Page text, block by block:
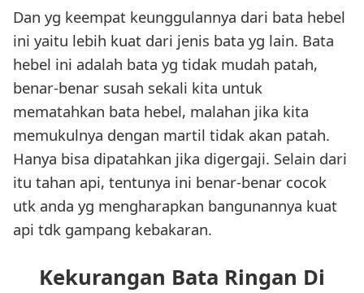
Dan yg keempat keunggulannya dari bata hebel
ini yaitu lebih kuat dari jenis bata yg lain. Bata
hebel ini adalah bata yg tidak mudah patah,
benar-benar susah sekali kita untuk
mematahkan bata hebel, malahan jika kita
memukulnya dengan martil tidak akan patah.
Hanya bisa dipatahkan jika digergaji. Selain dari
itu tahan api, tentunya ini benar-benar cocok
utk anda yg mengharapkan bangunannya kuat
api tdk gampang kebakaran.
Kekurangan Bata Ringan Di